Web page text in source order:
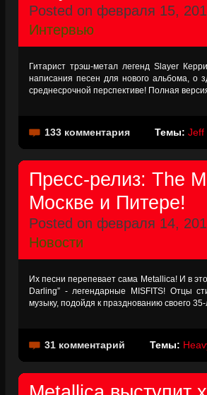
Posted on февраля 15,
Интервью
Гитарист трэш-метал легенд Slayer
написания песен для нового альбома,
среднесрочной перспективе! Полная
133 комментария Темы: Jeff
Пресс-релиз: The
Москве и Питере!
Posted on февраля 14,
Новости
Их песни перепевает сама Metallica! И в
Darling” - легендарные MISFITS! Отцы
музыку, подойдя к празднованию своего
31 комментарий Темы: